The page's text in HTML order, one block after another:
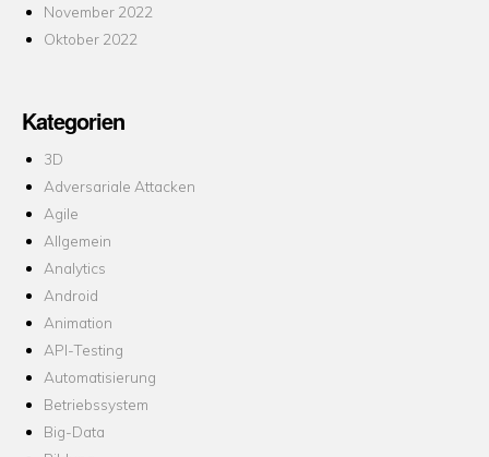
November 2022
Oktober 2022
Kategorien
3D
Adversariale Attacken
Agile
Allgemein
Analytics
Android
Animation
API-Testing
Automatisierung
Betriebssystem
Big-Data